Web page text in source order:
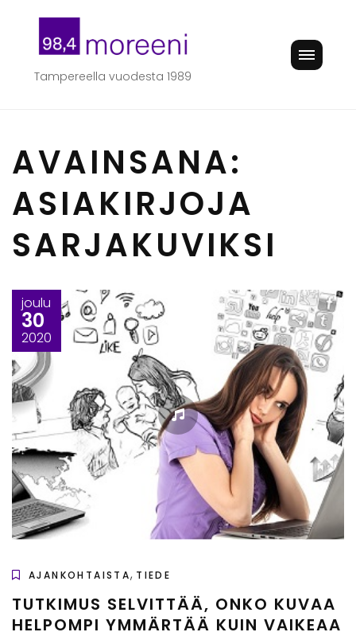
content
Tampereella vuodesta 1989
AVAINSANA:
ASIAKIRJOJA
SARJAKUVIKSI
joulu
30
2020
AJANKOHTAISTA, TIEDE
TUTKIMUS SELVITTÄÄ, ONKO KUVAA
HELPOMPI YMMÄRTÄÄ KUIN VAIKEAA